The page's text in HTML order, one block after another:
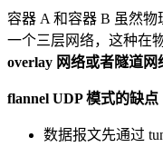
容器 A 和容器 B 虽然
一个三层网络，这种在
overlay 网络或者隧道网
flannel UDP 模式的缺点
数据报文先通过